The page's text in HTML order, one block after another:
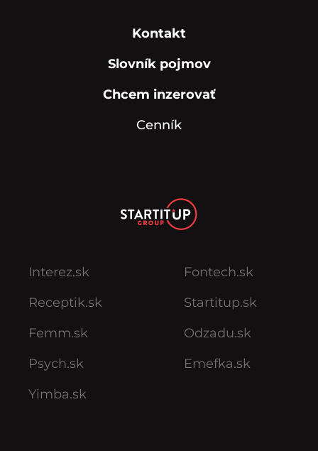
Kontakt
Slovník pojmov
Chcem inzerovať
Cenník
Interez.sk
Receptik.sk
Femm.sk
Psych.sk
Yimba.sk
Fontech.sk
Startitup.sk
Odzadu.sk
Emefka.sk